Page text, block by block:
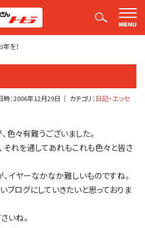
【釣りばかり日誌】
を！
：2006年12月29日 ｜ カテゴリ：日記・エッセ
色々有難うございました。
それを通してあれもこれも色々と皆さ
イヤーなかなか難しいものですね。
ログにしていきたいと思っておりま
いね。